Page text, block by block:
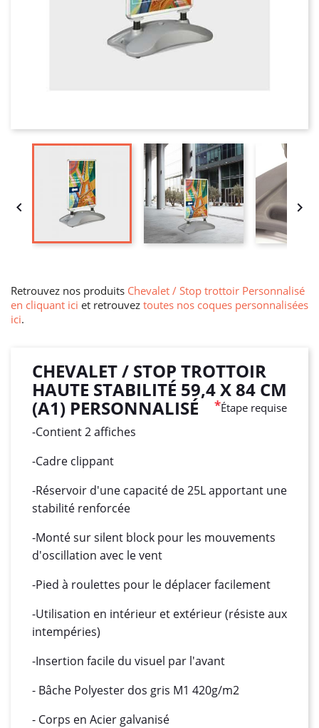
 
Retrouvez nos produits Chevalet / Stop trottoir Personnalisé
en cliquant ici et retrouvez toutes nos coques personnalisées
ici.
CHEVALET / STOP TROTTOIR
HAUTE STABILITÉ 59,4 X 84 CM
(A1) PERSONNALISÉ *Étape requise
-Contient 2 affiches
-Cadre clippant
-Réservoir d'une capacité de 25L apportant une
stabilité renforcée
-Monté sur silent block pour les mouvements
d'oscillation avec le vent
-Pied à roulettes pour le déplacer facilement
-Utilisation en intérieur et extérieur (résiste aux
intempéries)
-Insertion facile du visuel par l'avant
- Bâche Polyester dos gris M1 420g/m2
- Corps en Acier galvanisé